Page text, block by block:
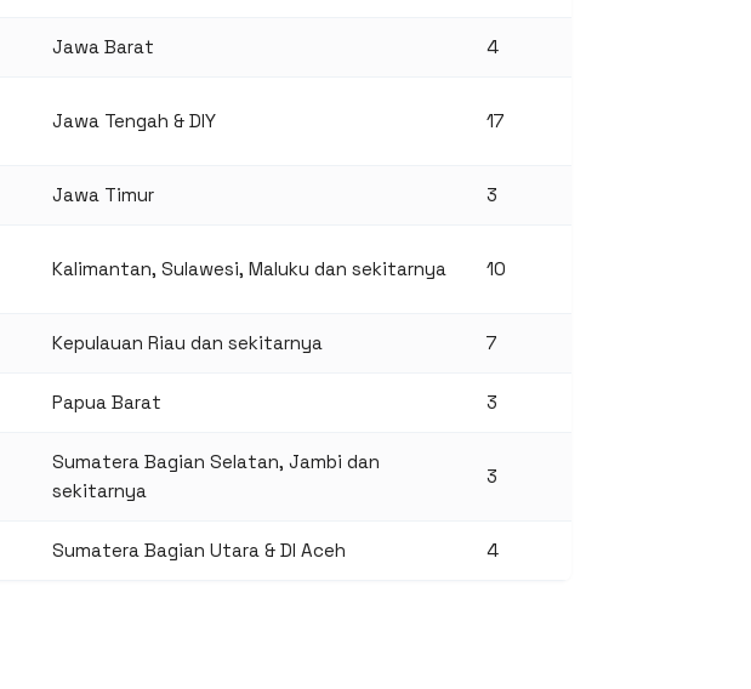
Jawa Barat 4
Jawa Tengah & DIY 17
Jawa Timur 3
Kalimantan, Sulawesi, Maluku dan sekitarnya 10
Kepulauan Riau dan sekitarnya 7
Papua Barat 3
Sumatera Bagian Selatan, Jambi dan
sekitarnya
3
Sumatera Bagian Utara & DI Aceh 4